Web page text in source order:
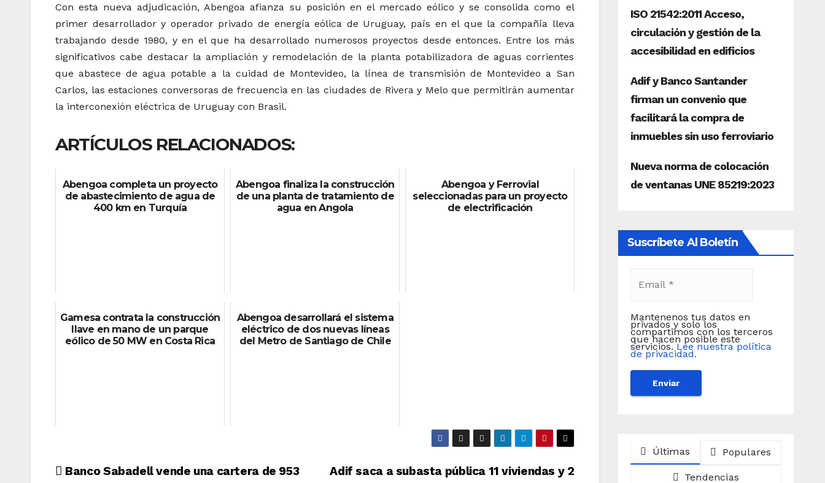
Con esta nueva adjudicación, Abengoa afianza su posición en el mercado eólico y se consolida como el
primer desarrollador y operador privado de energía eólica de Uruguay, país en el que la compañía lleva
trabajando desde 1980, y en el que ha desarrollado numerosos proyectos desde entonces. Entre los más
significativos cabe destacar la ampliación y remodelación de la planta potabilizadora de aguas corrientes
que abastece de agua potable a la cuidad de Montevideo, la línea de transmisión de Montevideo a San
Carlos, las estaciones conversoras de frecuencia en las ciudades de Rivera y Melo que permitirán aumentar
la interconexión eléctrica de Uruguay con Brasil.
ARTÍCULOS RELACIONADOS:
Abengoa completa un proyecto
de abastecimiento de agua de
400 km en Turquía
Abengoa finaliza la construcción
de una planta de tratamiento de
agua en Angola
Abengoa y Ferrovial
seleccionadas para un proyecto
de electrificación
Gamesa contrata la construcción
llave en mano de un parque
eólico de 50 MW en Costa Rica
Abengoa desarrollará el sistema
eléctrico de dos nuevas líneas
del Metro de Santiago de Chile
Navegación
Adif saca a subasta pública 11 viviendas y 2
Banco Sabadell vende una cartera de 953
Suscríbete Al Boletín
Mantenenos tus datos en
privados y solo los
compartimos con los terceros
que hacen posible este
servicios. Lee nuestra política
de privacidad.
Últimas Populares
Tendencias